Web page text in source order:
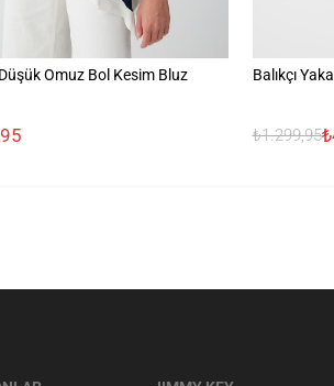
Omuz Bol Kesim Bluz Balıkçı
₺1.299,95